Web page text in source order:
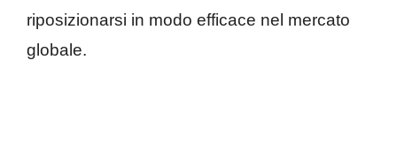
riposizionarsi in modo efficace nel mercato
globale.